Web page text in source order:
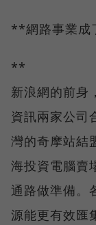
**網路事業成
**
新浪網的前身
資訊兩家公司
灣的奇摩站結
海投資電腦賣
通路做準備。
源能更有效匯